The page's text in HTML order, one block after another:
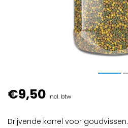
€9,50 Incl. btw
Drijvende korrel voor goudvissen.